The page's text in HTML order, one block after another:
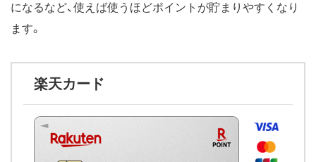
になるなど、使えば使うほどポイントが貯まりやすくなり
ます。
楽天カード